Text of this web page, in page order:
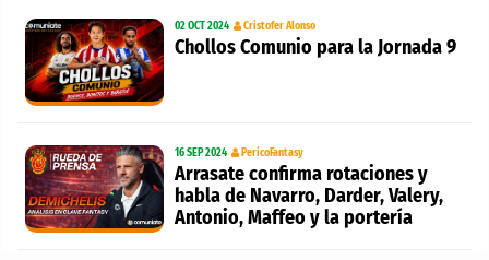
02 OCT 2024 Cristofer Alonso
Chollos Comunio para la Jornada 9
16 SEP 2024 PericoFantasy
Arrasate confirma rotaciones y
habla de Navarro, Darder, Valery,
Antonio, Maffeo y la portería